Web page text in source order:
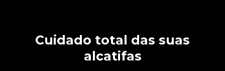
Cuidado total das suas
alcatifas